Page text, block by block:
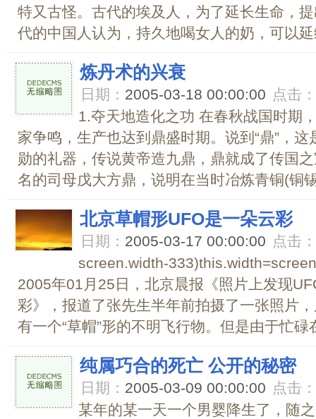
特又古怪。古代的埃及人，为了延长生命，
代的中国人认为，持久地喝女人的奶，可以
炼丹术的兴衰
日期： 2005-03-18 00:00:00 点击：
1.夺天地造化之功 在春秋战国时期
家争鸣，生产也达到鼎盛时期。说到“鼎”，
勋的礼器，传说黄帝造九鼎，鼎就成了传国
名的司母戊大方鼎，说明在当时冶炼青铜(铜
北京草帽形UFO是一朵云彩
日期： 2005-03-17 00:00:00 点击：
screen.width-
2005年01月25日，北京晨报《照片上发现
彩》，报道了张先生半年前拍摄了一张照片
有一个“草帽”形的不明飞行物。但是由于忙
纯属巧合的死亡 公开的秘密
日期： 2005-03-09 00:00:00 点击：
某年的某一天一个男婴降生了，随